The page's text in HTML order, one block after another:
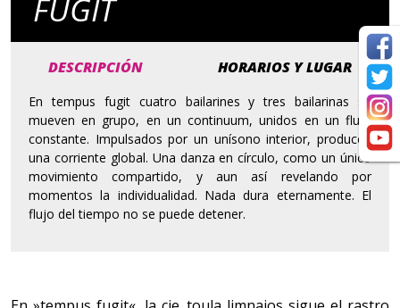
FUGIT
DESCRIPCIÓN HORARIOS Y LUGAR
En tempus fugit cuatro bailarines y tres bailarinas se
mueven en grupo, en un continuum, unidos en un flujo
constante. Impulsados por un unísono interior, producen
una corriente global. Una danza en círculo, como un único
movimiento compartido, y aun así revelando por
momentos la individualidad. Nada dura eternamente. El
flujo del tiempo no se puede detener.